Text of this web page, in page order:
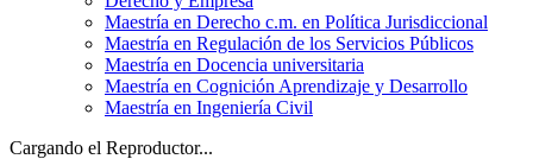
Maestría en Derecho c.m. en Política Jurisdiccional
Maestría en Regulación de los Servicios Públicos
Maestría en Docencia universitaria
Maestría en Cognición Aprendizaje y Desarrollo
Maestría en Ingeniería Civil
Cargando el Reproductor...